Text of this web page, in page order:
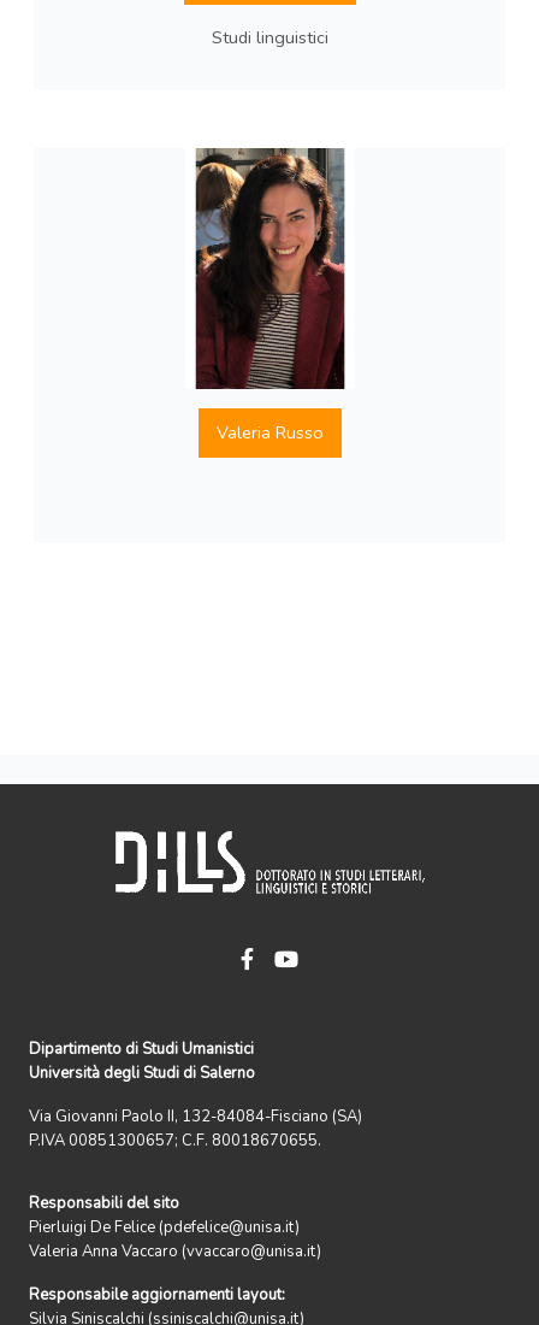
Studi linguistici
Valeria Russo
Dipartimento di Studi Umanistici
Università degli Studi di Salerno
Via Giovanni Paolo II, 132-84084-Fisciano (SA)
P.IVA 00851300657; C.F. 80018670655.
Responsabili del sito
Pierluigi De Felice (pdefelice@unisa.it)
Valeria Anna Vaccaro (vvaccaro@unisa.it)
Responsabile aggiornamenti layout:
Silvia Siniscalchi (ssiniscalchi@unisa.it)